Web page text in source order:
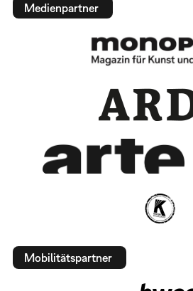
Medienpartner
Mobilitätspartner